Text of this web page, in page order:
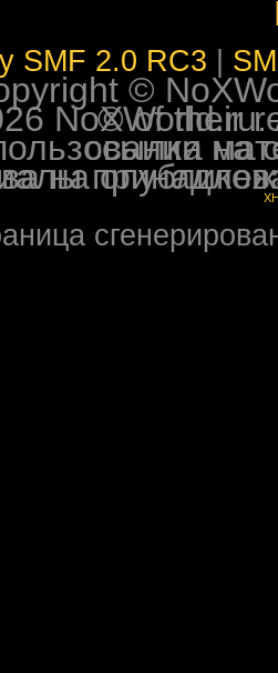
SMF 2.0 RC3
©
© 2009-2026 NoXWorld.ru. All
При использовании
на форуме